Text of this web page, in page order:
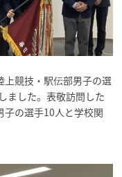
上競技・駅伝部男子の選
ました。表敬訪問した
子の選手10人と学校関